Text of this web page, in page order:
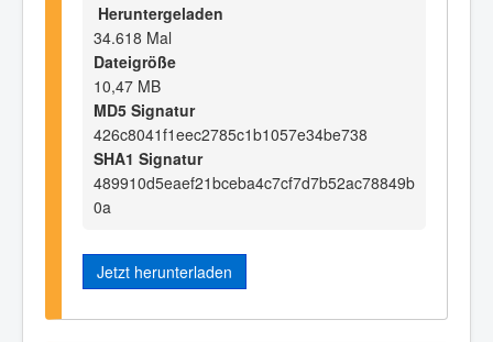
Heruntergeladen
34.618 Mal
Dateigröße
10,47 MB
MD5 Signatur
426c8041f1eec2785c1b1057e34be738
SHA1 Signatur
489910d5eaef21bceba4c7cf7d7b52ac78849b
0a
Jetzt herunterladen